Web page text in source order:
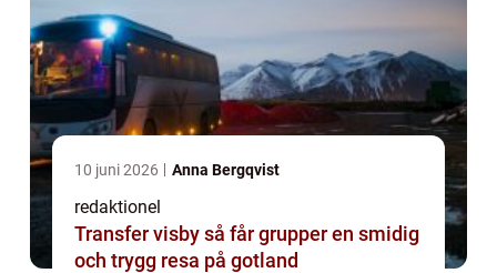
10 juni 2026 Anna Bergqvist
redaktionel
Transfer visby så får grupper en smidig
och trygg resa på gotland